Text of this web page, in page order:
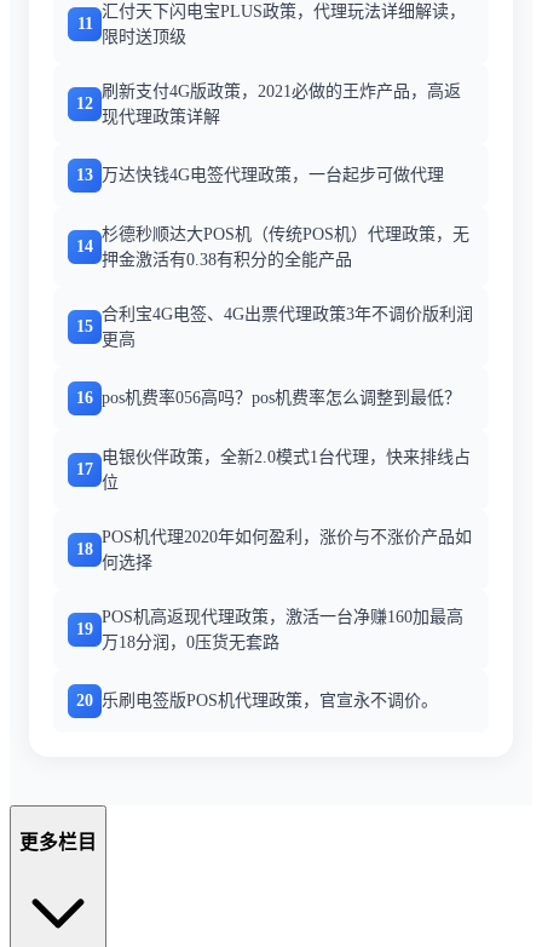
11
汇付天下闪电宝PLUS政策，代理玩法详细解读，
限时送顶级
12
刷新支付4G版政策，2021必做的王炸产品，高返
现代理政策详解
13 万达快钱4G电签代理政策，一台起步可做代理
14
杉德秒顺达大POS机（传统POS机）代理政策，无
押金激活有0.38有积分的全能产品
15
合利宝4G电签、4G出票代理政策3年不调价版利润
更高
16 pos机费率056高吗？pos机费率怎么调整到最低？
17
电银伙伴政策，全新2.0模式1台代理，快来排线占
位
18
POS机代理2020年如何盈利，涨价与不涨价产品如
何选择
19
POS机高返现代理政策，激活一台净赚160加最高
万18分润，0压货无套路
20 乐刷电签版POS机代理政策，官宣永不调价。
更多栏目